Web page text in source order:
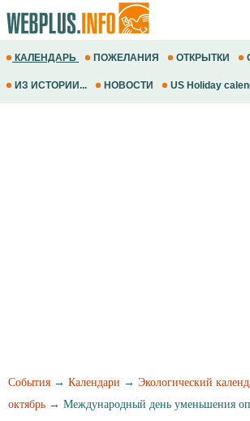
КАЛЕНДАРЬ ПОЖЕЛАНИЯ ОТКРЫТКИ
ИЗ ИСТОРИИ... НОВОСТИ US Holiday
События → Календари → Экологический
октябрь → Международный день уменьшения